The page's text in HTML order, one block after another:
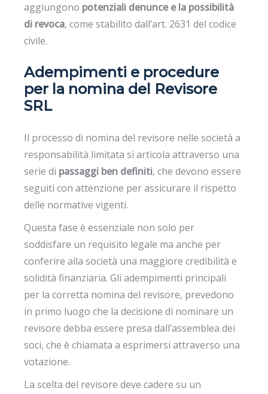
aggiungono potenziali denunce e la possibilità
di revoca, come stabilito dall’art. 2631 del codice
civile.
Adempimenti e procedure
per la nomina del Revisore
SRL
Il processo di nomina del revisore nelle società a
responsabilità limitata si articola attraverso una
serie di passaggi ben definiti, che devono essere
seguiti con attenzione per assicurare il rispetto
delle normative vigenti.
Questa fase è essenziale non solo per
soddisfare un requisito legale ma anche per
conferire alla società una maggiore credibilità e
solidità finanziaria. Gli adempimenti principali
per la corretta nomina del revisore, prevedono
in primo luogo che la decisione di nominare un
revisore debba essere presa dall’assemblea dei
soci, che è chiamata a esprimersi attraverso una
votazione.
La scelta del revisore deve cadere su un